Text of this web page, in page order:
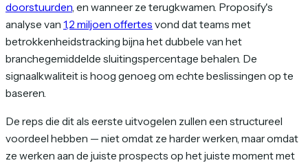
doorstuurden, en wanneer ze terugkwamen. Proposify's
analyse van 1,2 miljoen offertes vond dat teams met
betrokkenheidstracking bijna het dubbele van het
branchegemiddelde sluitingspercentage behalen. De
signaalkwaliteit is hoog genoeg om echte beslissingen op te
baseren.
De reps die dit als eerste uitvogelen zullen een structureel
voordeel hebben — niet omdat ze harder werken, maar omdat
ze werken aan de juiste prospects op het juiste moment met